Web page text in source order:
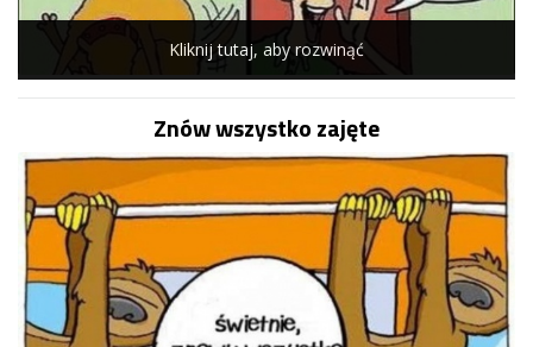
Kliknij tutaj, aby rozwinąć
Znów wszystko zajęte